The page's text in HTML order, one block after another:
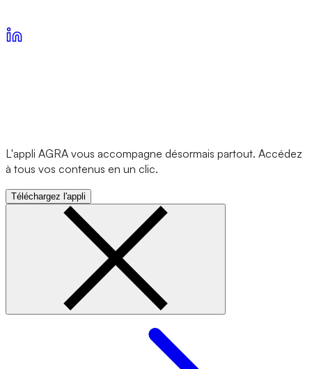
L'appli AGRA vous accompagne désormais partout. Accédez
à tous vos contenus en un clic.
Téléchargez l'appli